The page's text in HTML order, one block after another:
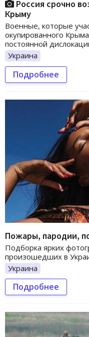
Россия срочно
Крыму
Военные, которые
окупированного
постоянной
Украина
Подробнее
Пожары, пародии,
Подборка ярких
произошедших в
Украина
Подробнее